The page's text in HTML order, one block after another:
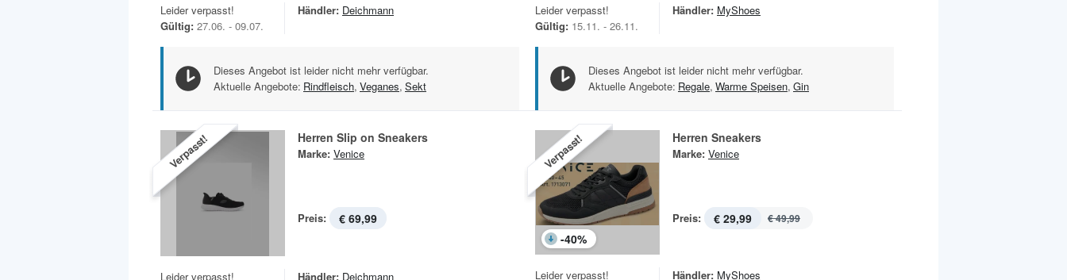
Leider verpasst!
Gültig: 27.06. - 09.07.
Händler: Deichmann
Dieses Angebot ist leider nicht mehr verfügbar.
Aktuelle Angebote: Rindfleisch, Veganes, Sekt
Leider verpasst!
Gültig: 15.11. - 26.11.
Händler: MyShoes
Dieses Angebot ist leider nicht mehr verfügbar.
Aktuelle Angebote: Regale, Warme Speisen, Gin
Verpasst! Herren Slip on Sneakers
Marke: Venice
Preis: € 69,99
Leider verpasst!
Händler: Deichmann
Verpasst!
-40%
Herren Sneakers
Marke: Venice
Preis: € 29,99 € 49,99
Leider verpasst!
Händler: MyShoes